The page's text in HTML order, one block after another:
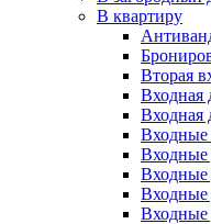
В квартиру
Вторая
Входная
Входная
Входные
Входные
Входные
Входные
Входные